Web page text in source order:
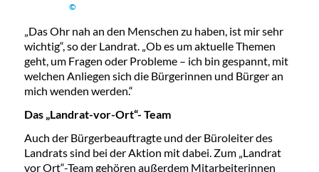
©
„Das Ohr nah an den Menschen zu haben, ist mir sehr
wichtig“, so der Landrat. „Ob es um aktuelle Themen
geht, um Fragen oder Probleme – ich bin gespannt, mit
welchen Anliegen sich die Bürgerinnen und Bürger an
mich wenden werden.“
Das „Landrat-vor-Ort“- Team
Auch der Bürgerbeauftragte und der Büroleiter des
Landrats sind bei der Aktion mit dabei. Zum „Landrat
vor Ort“-Team gehören außerdem Mitarbeiterinnen